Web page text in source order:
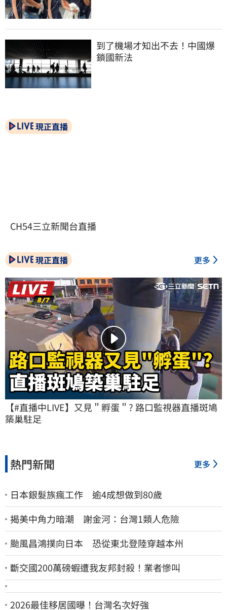
到了機場才知出不去！中國爆
鎖國新法
現正直播
CH54三立新聞台直播
現正直播 更多
【#直播中LIVE】又見＂孵蛋＂? 路口監視器直播斑鳩
築巢駐足
熱門新聞 更多
日本銀髮族瘋工作 逾4成想做到80歲
揭美中角力暗潮 謝金河：台灣1類人危險
颱風昌鴻撲向日本 恐從東北登陸穿越本州
斷交國200萬磅蝦遭我友邦封殺！業者慘叫
2026最佳移居國曝！台灣名次好強